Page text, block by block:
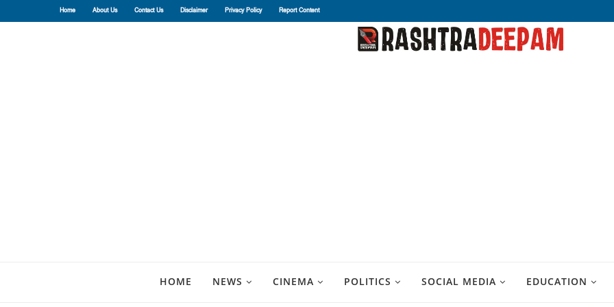
Home About Us Contact Us Disclaimer Privacy Policy Report Content
HOME NEWS CINEMA POLITICS SOCIAL MEDIA EDUCATION